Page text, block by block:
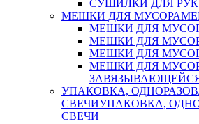
СУШИЛКИ ДЛЯ РУК
МЕШКИ ДЛЯ МУСОРА
МЕШКИ ДЛЯ
МЕШКИ ДЛЯ
МЕШКИ ДЛЯ
МЕШКИ ДЛЯ
УПАКОВКА,
СВЕЧИУПАКОВКА,
СВЕЧИ